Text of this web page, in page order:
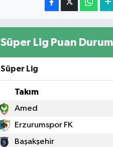
Süper Lig Puan
Süper Lig
Takım
Amed
Erzurumspor FK
Başakşehir